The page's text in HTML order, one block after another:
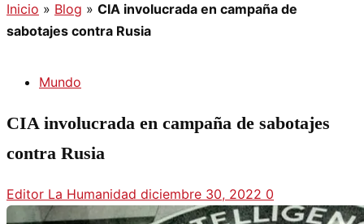
Inicio » Blog » CIA involucrada en campaña de
sabotajes contra Rusia
Mundo
CIA involucrada en campaña de sabotajes
contra Rusia
Editor La Humanidad diciembre 30, 2022 0